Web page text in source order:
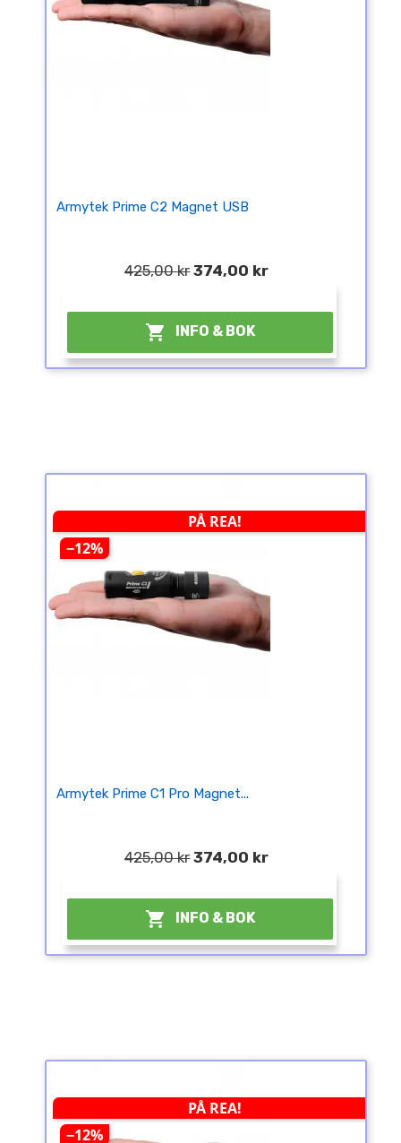
Armytek Prime C2 Magnet USB
425,00 kr 374,00 kr
 INFO & BOK
PÅ REA!
−12%
Armytek Prime C1 Pro Magnet...
425,00 kr 374,00 kr
 INFO & BOK
PÅ REA!
−12%